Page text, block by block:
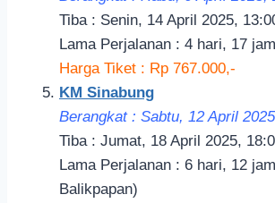
Tiba : Senin, 14 April 2025,
Lama Perjalanan : 4 hari, 17 jam
Harga Tiket : Rp 767.000,-
KM Sinabung
Berangkat : Sabtu, 12 April
Tiba : Jumat, 18 April 2025,
Lama Perjalanan : 6 hari, 12
Balikpapan)